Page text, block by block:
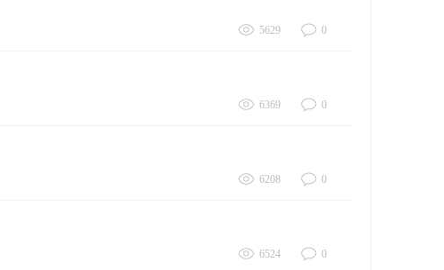
5629 0
6369 0
6208 0
6524 0